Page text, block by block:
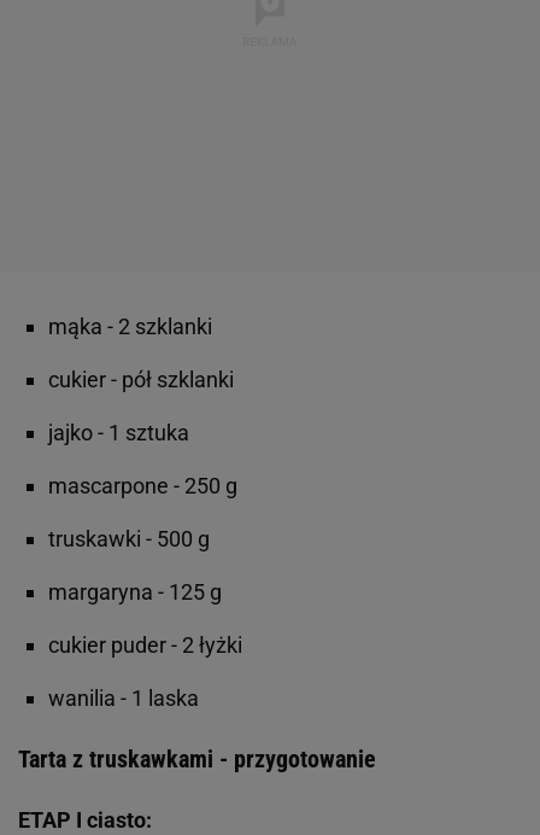
mąka - 2 szklanki
cukier - pół szklanki
jajko - 1 sztuka
mascarpone - 250 g
truskawki - 500 g
margaryna - 125 g
cukier puder - 2 łyżki
wanilia - 1 laska
Tarta z truskawkami - przygotowanie
ETAP I ciasto: